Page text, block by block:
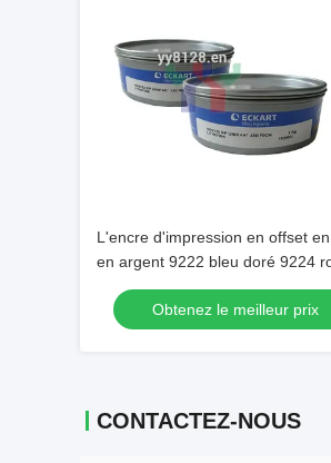
L'encre d'impression en offset
en argent 9222 bleu doré 9224
doré 9310 argent pour
décoratifObtenez le meilleur prix
CONTACTEZ-NOUS